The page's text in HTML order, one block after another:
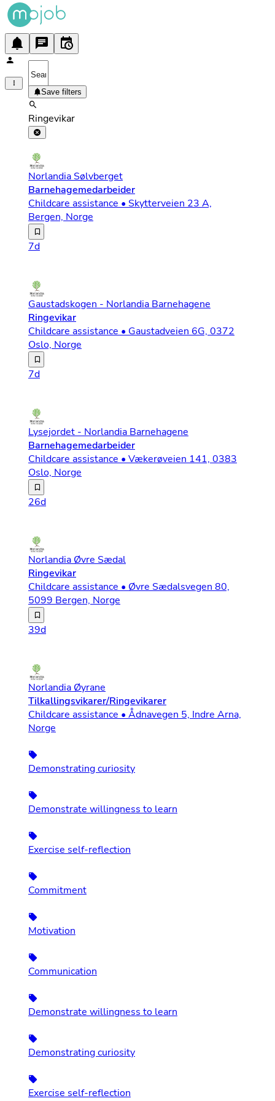
Save filters
Ringevikar
Norlandia Sølvberget
Barnehagemedarbeider
Childcare assistance • Skytterveien 23 A,
Bergen, Norge
Vi søker etter deg som er ambisiøs på vegne av
7d
Gaustadskogen - Norlandia Barnehagene
Ringevikar
Childcare assistance • Gaustadveien 6G, 0372
Oslo, Norge
Hos Norlandia Gaustadskogen Barnehage har vi et
7d
Lysejordet - Norlandia Barnehagene
Barnehagemedarbeider
Childcare assistance • Vækerøveien 141, 0383
Oslo, Norge
Om jobben Norlandia Lysejordet barnehage søker
26d
Norlandia Øvre Sædal
Ringevikar
Childcare assistance • Øvre Sædalsvegen 80,
5099 Bergen, Norge
Vi søker etter deg som er ambisiøs på vegne av
39d
Norlandia Øyrane
Tilkallingsvikarer/Ringevikarer
Childcare assistance • Ådnavegen 5, Indre Arna,
Norge
Demonstrating curiosity
Demonstrate willingness to learn
Exercise self-reflection
Commitment
Motivation
Communication
Demonstrate willingness to learn
Demonstrating curiosity
Exercise self-reflection